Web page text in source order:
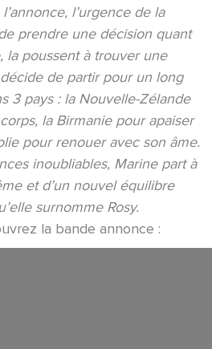
l’urgence de la
prendre une décision quant
la poussent à trouver une
de partir pour un long
3 pays : la Nouvelle-Zélande
la Birmanie pour apaiser
pour renouer avec son âme.
inoubliables, Marine part à
et d’un nouvel équilibre
surnomme Rosy.
la bande annonce :